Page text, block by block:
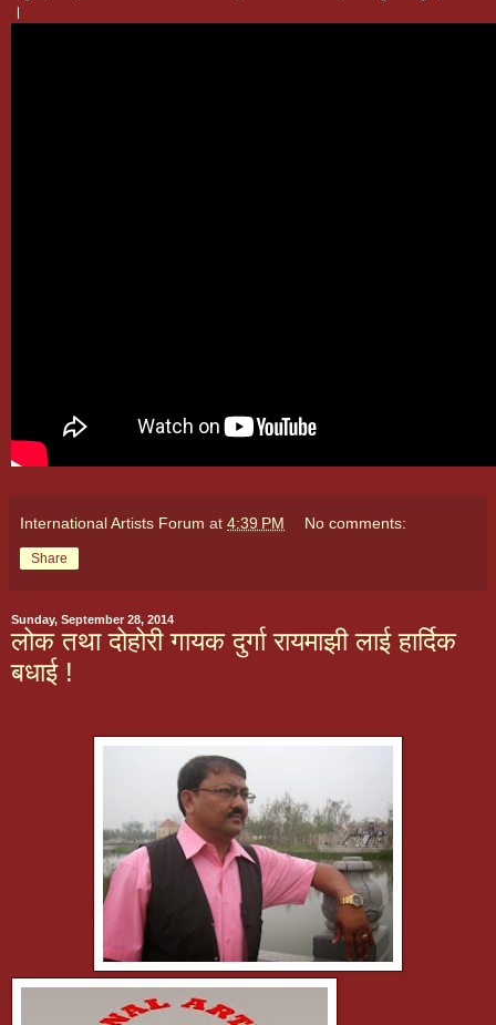
।
International Artists Forum at 4:39 PM No comments:
Share
Sunday, September 28, 2014
लोक तथा दोहोरी गायक दुर्गा रायमाझी लाई हार्दिक
बधाई !